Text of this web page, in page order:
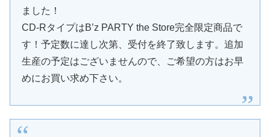
ました！
CD-RタイプはB’z PARTY the Store完全限定商品で
す！予定数に達し次第、受付を終了致します。追加
生産の予定はございませんので、ご希望の方はお早
めにお買い求め下さい。